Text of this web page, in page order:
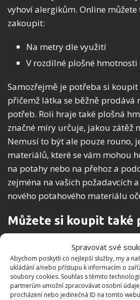
Spravovat své
Abychom poskytli co nejlepší služby, my a
ukládání a/nebo přístupu k informacím o
soubory cookies. Souhlas s těmito
partnerům umožní zpracovávat osobní
procházení nebo jedinečná ID na tomto
vyhoví alergikům. Online
zakoupit:
Na metry dle využití
V rozdílné plošné hmotnosti
Samozřejmě je potřeba si
přičemž látka se běžně prodává
potřeb. Roli hraje také plošná
značné míry určuje, jakou zátěž
Nemusí to být ale pouze rouno,
materiálů, které se vám mohou
na potahy nebo na přehoz a
zejména na vašich požadavcích
nového potahového materiálu
Můžete si koupit také
Pokud už investujete peníze do
určitě se vyplatí jej v případě
K tomu se skvěle hodípřehoz
zároveň může sloužit také jako